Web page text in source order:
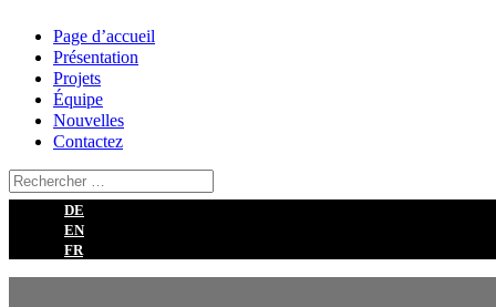
Page d’accueil
Présentation
Projets
Équipe
Nouvelles
Contactez
DE
EN
FR